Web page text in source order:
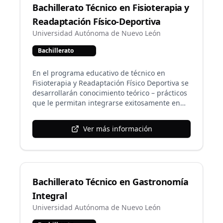
con calidad, seguridad, capacidad de gestión,
respeto, mediación, innovación y
responsabilidad social.
Bachillerato Técnico en Fisioterapia y
Readaptación Físico-Deportiva
Universidad Autónoma de Nuevo León
Bachillerato
En el programa educativo de técnico en
Fisioterapia y Readaptación Físico Deportiva se
desarrollarán conocimiento teórico – prácticos
que le permitan integrarse exitosamente en
readaptación físico deportiva y continuar sus
estudios a nivel superior, adquiriendo de esta
constituyen la base fundamental para
desempeñarse adecuadamente en clínicas de
deportivos , gimnasios, organizaciones
promotoras de la salud física ya sea en el
sector público o privado. como paramédicos
deportivos, entrenador y /o preparadores
Ver más información
Bachillerato Técnico en Gastronomía
Integral
Universidad Autónoma de Nuevo León